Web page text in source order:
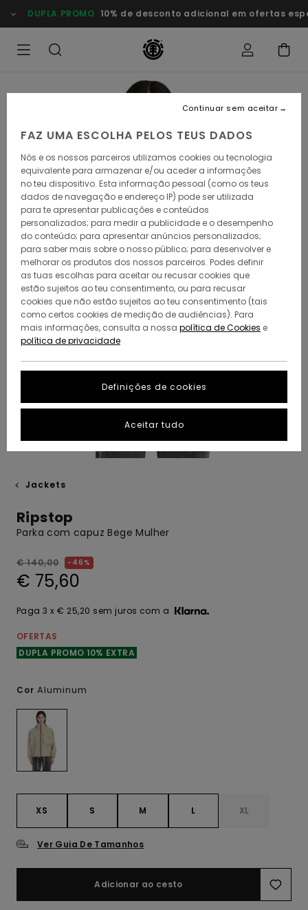
para
a
DUPLA PROMO 10% de desconto adicional em ofertas
Jackets
Ripstop
Parka com capuz Bege Mulher
€ 140,00 46%
€ 75,60
Paga 3 x € 25,20 sem juros com a
OFERTAS
DUPLA PROMO 10% EXTRA
Cor Aluminum
XS S M L XL
Ver Guia De Tamanhos
Adicionar ao cesto
FAZ UMA ESCOLHA PELOS TEUS DADOS
Nós e os nossos parceiros utilizamos cookies ou tecnologia
equivalente para armazenar e/ou aceder a informações
no teu dispositivo. Esta informação pessoal (como os teus
dados de navegação e endereço IP) pode ser utilizada
para te apresentar publicações e conteúdos
personalizados; para medir a publicidade e o desempenho
do conteúdo; para apresentar anúncios personalizados;
para saber mais sobre o nosso público; para desenvolver e
melhorar os produtos dos nossos parceiros. Podes definir
as tuas escolhas para aceitar ou recusar cookies que
estão sujeitos ao teu consentimento, ou para recusar
cookies que não estão sujeitos ao teu consentimento (tais
como certos cookies de medição de audiências). Para
mais informações, consulta a nossa política de Cookies e
política de privacidade
Definições de cookies
Continuar sem aceitar
Aceitar tudo